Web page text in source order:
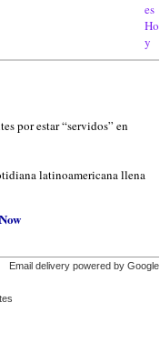
por estar “servidos” en
latinoamericana llena
Email delivery powered by Google